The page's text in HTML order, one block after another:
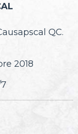
QC.
2018